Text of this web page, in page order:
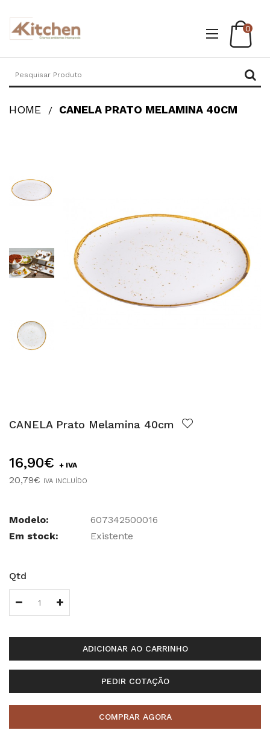
0
HOME CANELA PRATO MELAMINA 40CM
CANELA Prato Melamina 40cm
16,90€ + IVA
20,79€ IVA INCLUÍDO
Modelo:
607342500016
Em stock:
Existente
Qtd
ADICIONAR AO CARRINHO
PEDIR COTAÇÃO
COMPRAR AGORA